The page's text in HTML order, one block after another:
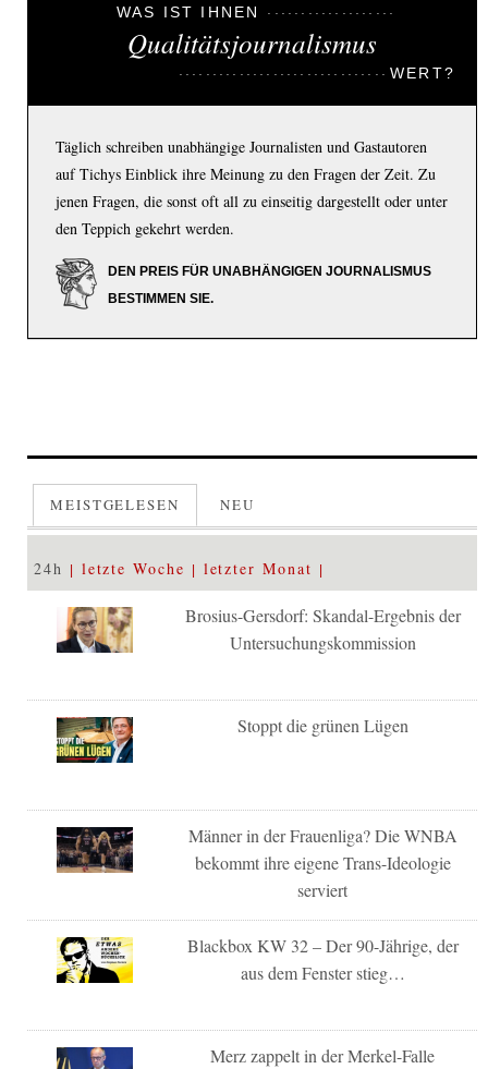
WAS IST IHNEN
Qualitätsjournalismus
WERT?
Täglich schreiben unabhängige Journalisten und Gastautoren
auf Tichys Einblick ihre Meinung zu den Fragen der Zeit. Zu
jenen Fragen, die sonst oft all zu einseitig dargestellt oder unter
den Teppich gekehrt werden.
DEN PREIS FÜR UNABHÄNGIGEN JOURNALISMUS
BESTIMMEN SIE.
MEISTGELESEN NEU
24h letzte Woche letzter Monat
Brosius-Gersdorf: Skandal-Ergebnis der
Untersuchungskommission
Stoppt die grünen Lügen
Männer in der Frauenliga? Die WNBA
bekommt ihre eigene Trans-Ideologie
serviert
Blackbox KW 32 – Der 90-Jährige, der
aus dem Fenster stieg…
Merz zappelt in der Merkel-Falle